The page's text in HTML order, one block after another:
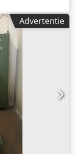
Capaciteit:
mm * Max.
160 mm Deze
en gereed voor
Advertentie